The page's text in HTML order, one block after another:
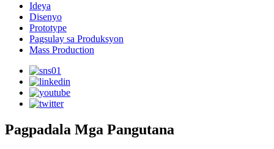
Ideya
Disenyo
Prototype
Pagsulay sa Produksyon
Mass Production
Pagpadala Mga Pangutana